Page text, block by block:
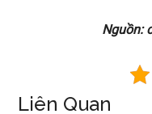
Nguồn:
Liên Quan